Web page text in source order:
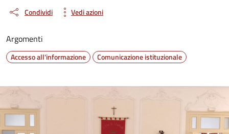
Condividi Vedi azioni
Argomenti
Accesso all'informazione Comunicazione istituzionale